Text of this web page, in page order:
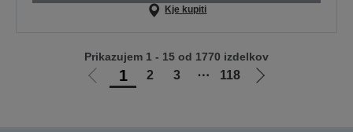
Kje kupiti
Pojdi1 2 3 ⋯ 118
Pojdi
Prikazujem 1 - 15 od 1770 izdelkov